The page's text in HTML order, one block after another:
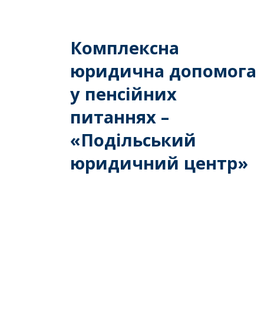
Комплексна
юридична допомога
у пенсійних
питаннях –
«Подільський
юридичний центр»